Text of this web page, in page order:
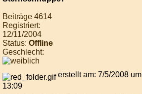
Beiträge 4614
Registriert:
12/11/2004
Status: Offline
Geschlecht:
erstellt am: 7/5/2008 um
13:09